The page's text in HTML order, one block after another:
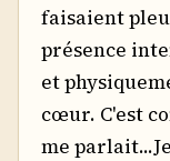
faisaient
présence
et
cœur. C'est
me